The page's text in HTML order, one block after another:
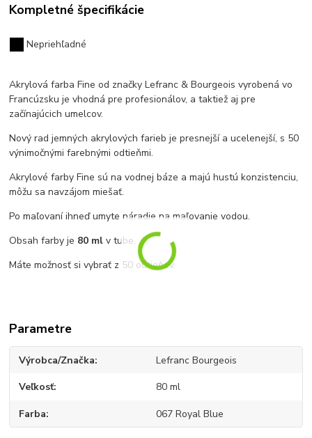
Kompletné špecifikácie
Nepriehľadné
Akrylová farba Fine od značky Lefranc & Bourgeois vyrobená vo
Francúzsku je vhodná pre profesionálov, a taktiež aj pre
začínajúcich umelcov.
Nový rad jemných akrylových farieb je presnejší a ucelenejší, s 50
výnimočnými farebnými odtieňmi.
Akrylové farby Fine sú na vodnej báze a majú hustú konzistenciu,
môžu sa navzájom miešať.
Po maľovaní ihneď umyte náradie na maľovanie vodou.
Obsah farby je 80 ml v tube.
Máte možnosť si vybrať z 50 odtieňov.
Parametre
Výrobca/Značka Lefranc Bourgeois
Veľkosť 80 ml
Farba 067 Royal Blue